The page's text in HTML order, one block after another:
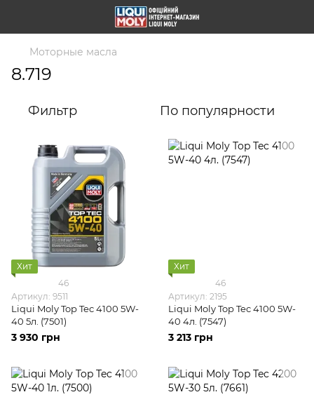
Моторные масла
8.719
Фильтр По популярности
Хит
46
Артикул: 9511
Liqui Moly Top Tec 4100 5W-
40 5л. (7501)
3 930 грн
Хит
46
Артикул: 2195
Liqui Moly Top Tec 4100 5W-
40 4л. (7547)
3 213 грн